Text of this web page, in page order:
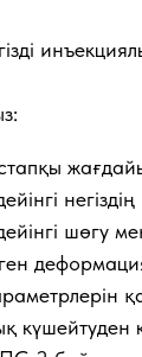
шөгу
күшейтуден